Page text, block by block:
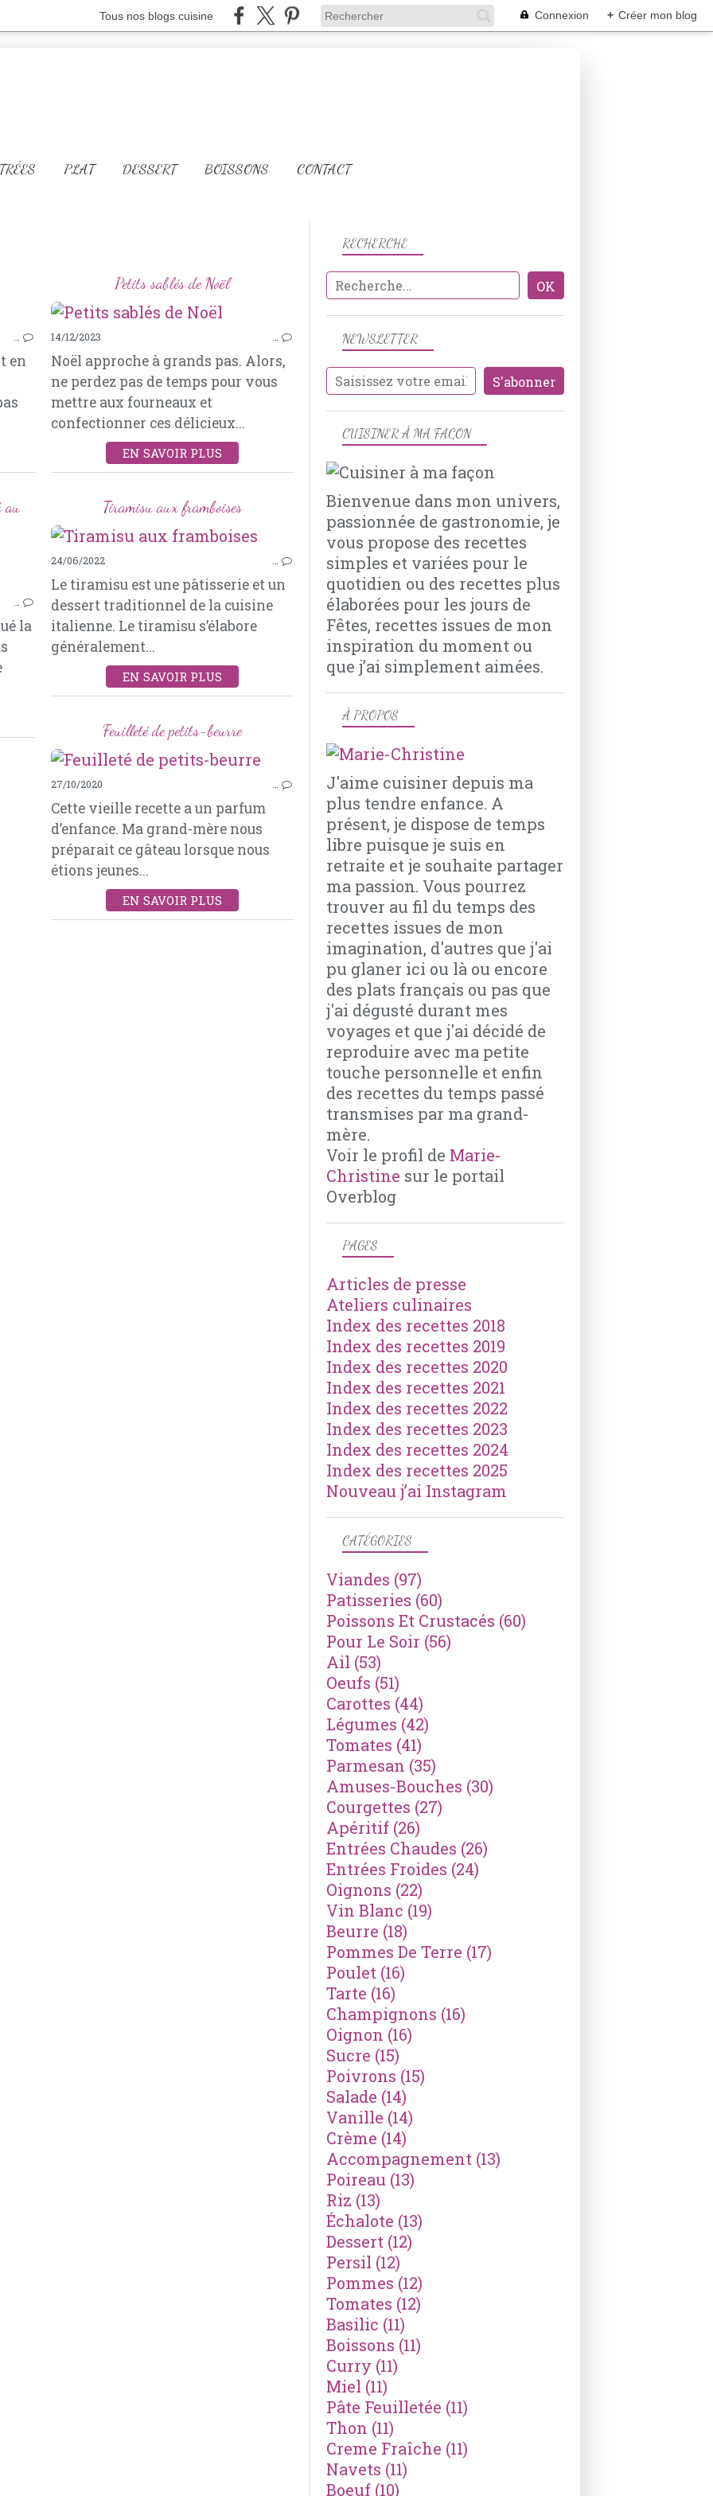
Tous nos blogs cuisine Connexion + Créer mon blog
PLAT DESSERT BOISSONS CONTACT
PATISSERIES
TARTE
PISTACHE
POUDRE D’AMANDES
CACAO
en
Petits sablés de Noël
PATISSERIES
NOËL
CACAO
VANILLE
14/12/2023
Noël approche à grands pas. Alors,
ne perdez pas de temps pour vous
mettre aux fourneaux et
confectionner ces délicieux...
EN SAVOIR PLUS
au
FOIE GRAS
MARRONS
CACAO
la
Tiramisu aux framboises
PATISSERIES
TIRAMISU
MASCARPONE
BISCUITS THÉ
SPÉCULOOS
FRAMBOISES
KIRSCH
24/06/2022
Le tiramisu est une pâtisserie et un
dessert traditionnel de la cuisine
italienne. Le tiramisu s’élabore
généralement...
EN SAVOIR PLUS
Feuilleté de petits-beurre
PATISSERIES
CHOCOLAT
PETITS-BEURRE
CACAO
SUCRE GLACE
27/10/2020
Cette vieille recette a un parfum
d’enfance. Ma grand-mère nous
préparait ce gâteau lorsque nous
étions jeunes...
EN SAVOIR PLUS
NEWSLETTER
RECHERCHE
CUISINER À MA FAÇON
Bienvenue dans mon univers,
passionnée de gastronomie, je
vous propose des recettes
simples et variées pour le
quotidien ou des recettes plus
élaborées pour les jours de
Fêtes, recettes issues de mon
inspiration du moment ou
que j’ai simplement aimées.
À PROPOS
J'aime cuisiner depuis ma
plus tendre enfance. A
présent, je dispose de temps
libre puisque je suis en
retraite et je souhaite partager
ma passion. Vous pourrez
trouver au fil du temps des
recettes issues de mon
imagination, d'autres que j'ai
pu glaner ici ou là ou encore
des plats français ou pas que
j'ai dégusté durant mes
voyages et que j'ai décidé de
reproduire avec ma petite
touche personnelle et enfin
des recettes du temps passé
transmises par ma grand-
mère.
Voir le profil de Marie-
Christine sur le portail
Overblog
PAGES
Articles de presse
Ateliers culinaires
Index des recettes 2018
Index des recettes 2019
Index des recettes 2020
Index des recettes 2021
Index des recettes 2022
Index des recettes 2023
Index des recettes 2024
Index des recettes 2025
Nouveau j’ai Instagram
CATÉGORIES
Viandes (97)
Patisseries (60)
Poissons Et Crustacés (60)
Pour Le Soir (56)
Ail (53)
Oeufs (51)
Carottes (44)
Légumes (42)
Tomates (41)
Parmesan (35)
Amuses-Bouches (30)
Courgettes (27)
Apéritif (26)
Entrées Chaudes (26)
Entrées Froides (24)
Oignons (22)
Vin Blanc (19)
Beurre (18)
Pommes De Terre (17)
Poulet (16)
Tarte (16)
Champignons (16)
Oignon (16)
Sucre (15)
Poivrons (15)
Salade (14)
Vanille (14)
Crème (14)
Accompagnement (13)
Poireau (13)
Riz (13)
Échalote (13)
Dessert (12)
Persil (12)
Pommes (12)
Tomates (12)
Basilic (11)
Boissons (11)
Curry (11)
Miel (11)
Pâte Feuilletée (11)
Thon (11)
Creme Fraîche (11)
Navets (11)
Boeuf (10)